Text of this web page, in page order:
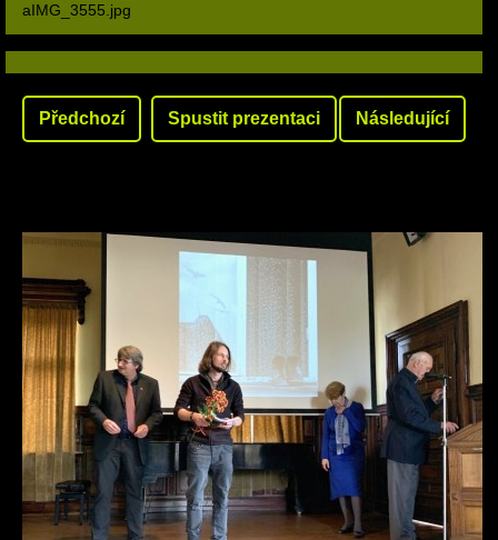
aIMG_3555.jpg
Předchozí Spustit prezentaci Následující